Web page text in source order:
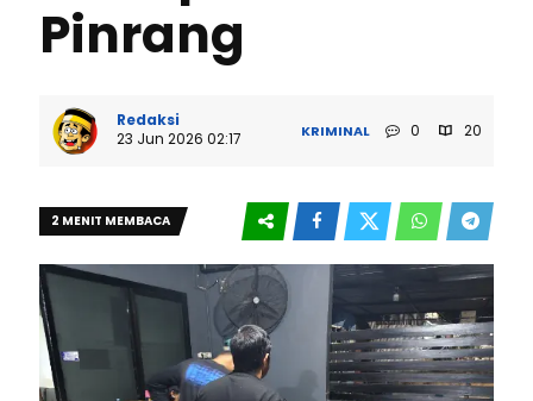
Pinrang
Redaksi
23 Jun 2026 02:17
KRIMINAL 0 20
2 MENIT MEMBACA